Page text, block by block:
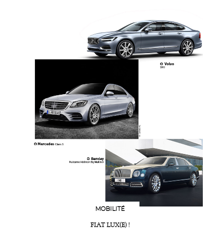
MOBILITÉ
FIAT LUX(E) !